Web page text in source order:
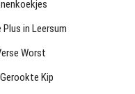
in Leersum
Worst
Kip